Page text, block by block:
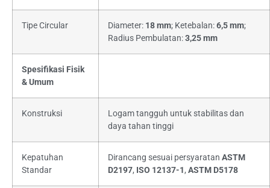
Tipe Circular Diameter: 18 mm; Ketebalan:6,5 mm;
Radius Pembulatan:3,25 mm
Spesifikasi Fisik
& Umum
Konstruksi
Logam tangguh untuk stabilitas dan
daya tahan tinggi
Kepatuhan
Standar
Dirancang sesuai persyaratan ASTM
D2197, ISO 12137-1, ASTM D5178